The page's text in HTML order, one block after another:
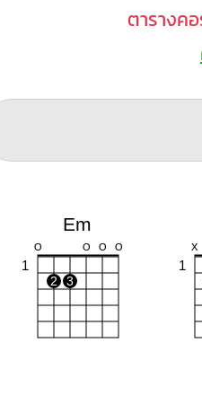
ตารางค
Em
O O O O
1
2 3
X
1